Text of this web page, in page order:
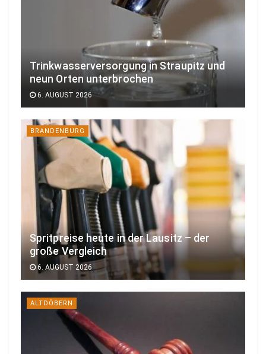
Trinkwasserversorgung in Straupitz und
neun Orten unterbrochen
6. AUGUST 2026
BRANDENBURG
Spritpreise heute in der Lausitz – der
große Vergleich
6. AUGUST 2026
ALTDÖBERN